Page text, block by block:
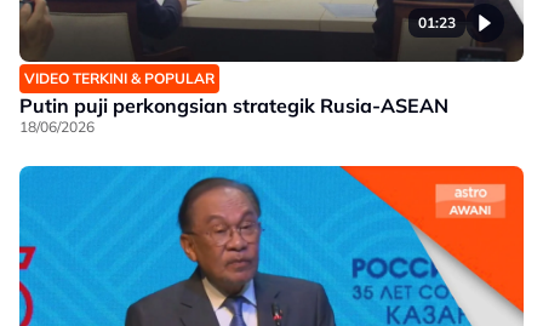
01:23
VIDEO TERKINI & POPULAR
Putin puji perkongsian strategik Rusia-ASEAN
18/06/2026